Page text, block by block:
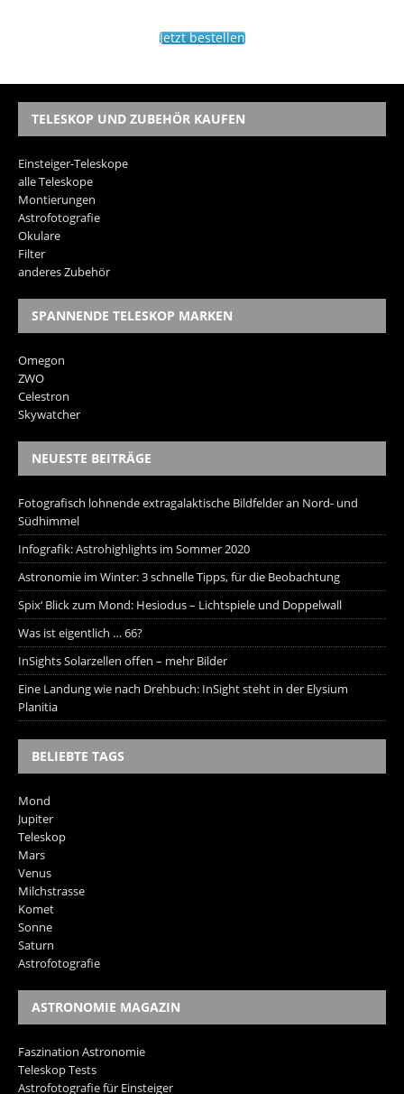
Jetzt bestellen
TELESKOP UND ZUBEHÖR KAUFEN
Einsteiger-Teleskope
alle Teleskope
Montierungen
Astrofotografie
Okulare
Filter
anderes Zubehör
SPANNENDE TELESKOP MARKEN
Omegon
ZWO
Celestron
Skywatcher
NEUESTE BEITRÄGE
Fotografisch lohnende extragalaktische Bildfelder an Nord- und
Südhimmel
Infografik: Astrohighlights im Sommer 2020
Astronomie im Winter: 3 schnelle Tipps, für die Beobachtung
Spix‘ Blick zum Mond: Hesiodus – Lichtspiele und Doppelwall
Was ist eigentlich … 66?
InSights Solarzellen offen – mehr Bilder
Eine Landung wie nach Drehbuch: InSight steht in der Elysium
Planitia
BELIEBTE TAGS
Mond
Jupiter
Teleskop
Mars
Venus
Milchstrasse
Komet
Sonne
Saturn
Astrofotografie
ASTRONOMIE MAGAZIN
Faszination Astronomie
Teleskop Tests
Astrofotografie für Einsteiger